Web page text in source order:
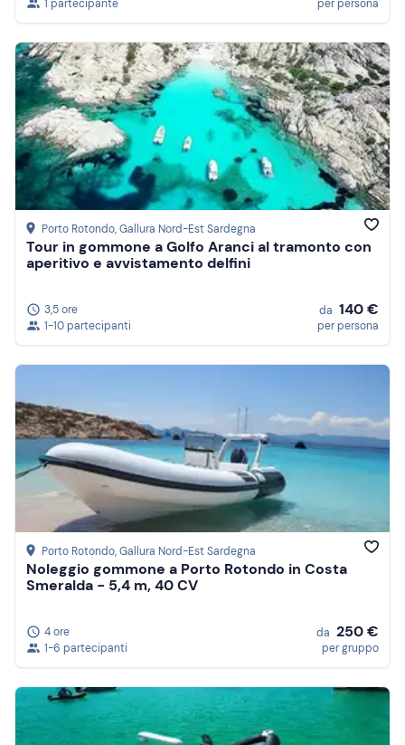
1 partecipante per persona
Porto Rotondo, Gallura Nord-Est Sardegna
Tour in gommone a Golfo Aranci al tramonto con
aperitivo e avvistamento delfini
3,5 ore
1-10 partecipanti
da 140 €
per persona
Porto Rotondo, Gallura Nord-Est Sardegna
Noleggio gommone a Porto Rotondo in Costa
Smeralda - 5,4 m, 40 CV
4 ore
1-6 partecipanti
da 250 €
per gruppo